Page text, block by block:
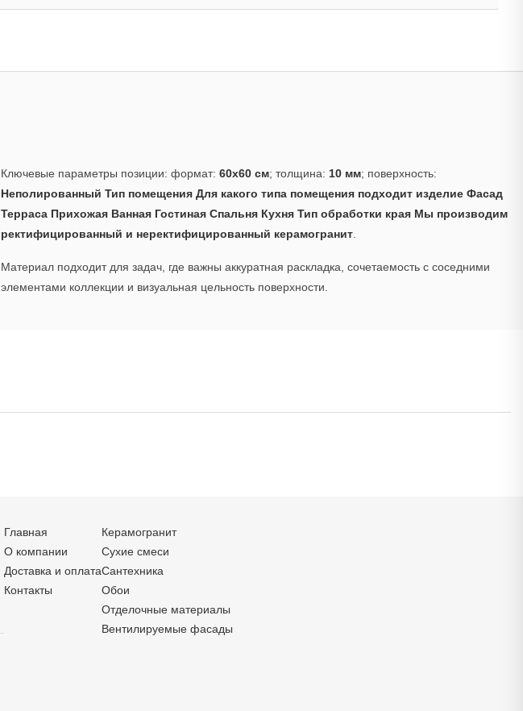
Ключевые параметры позиции: формат: 60x60 см; толщина: 10 мм; поверхность:
Неполированный Тип помещения Для какого типа помещения подходит изделие Фасад
Терраса Прихожая Ванная Гостиная Спальня Кухня Тип обработки края Мы производим
ректифицированный и неректифицированный керамогранит.
Материал подходит для задач, где важны аккуратная раскладка, сочетаемость с соседними
элементами коллекции и визуальная цельность поверхности.
Главная
О компании
Доставка и оплата
Контакты
Керамогранит
Сухие смеси
Сантехника
Обои
Отделочные материалы
Вентилируемые фасады